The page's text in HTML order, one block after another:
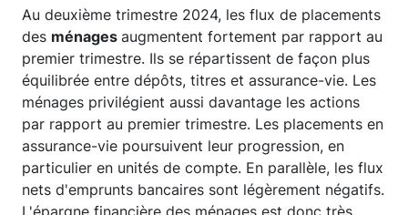
Au deuxième trimestre 2024, les flux de placements
des ménages augmentent fortement par rapport au
premier trimestre. Ils se répartissent de façon plus
équilibrée entre dépôts, titres et assurance-vie. Les
ménages privilégient aussi davantage les actions
par rapport au premier trimestre. Les placements en
assurance-vie poursuivent leur progression, en
particulier en unités de compte. En parallèle, les flux
nets d'emprunts bancaires sont légèrement négatifs.
L'épargne financière des ménages est donc très